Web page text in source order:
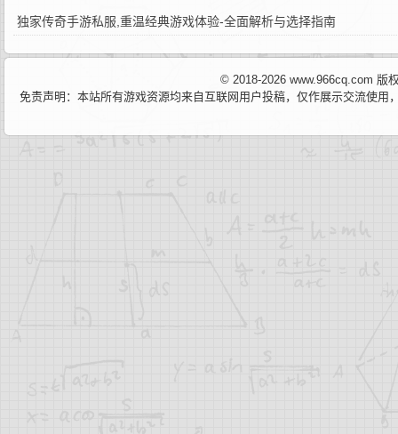
独家传奇手游私服,重温经典游戏体验-全面解析与选择指南
© 2018-2026 www.966cq.com 版
免责声明：本站所有游戏资源均来自互联网用户投稿，仅作展示交流使